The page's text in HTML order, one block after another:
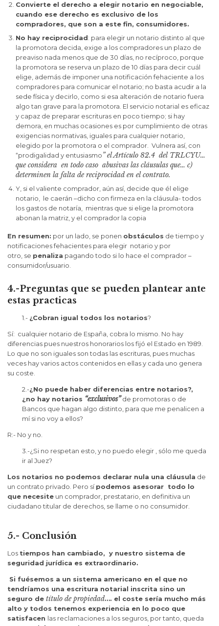
Convierte el derecho a elegir notario en negociable,
cuando ese derecho es exclusivo de los
compradores, que son a este fin, consumidores.
No hay reciprocidad: para elegir un notario distinto al que
la promotora decida, exige a los compradores un plazo de
preaviso nada menos que de 30 días, no recíproco, porque
la promotora se reserva un plazo de 10 días para decir cuál
elige, además de imponer una notificación fehaciente a los
compradores para comunicar el notario; no basta acudir a la
sede física y decirlo, como si esa alteración de notario fuera
algo tan grave para la promotora. El servicio notarial es eficaz
y capaz de preparar escrituras en poco tiempo; si hay
demora, en muchas ocasiones es por cumplimiento de otras
exigencias normativas, iguales para cualquier notario,
elegido por la promotora o el comprador. Vulnera así, con
“prodigalidad y entusiasmo” el Artículo 82.4 del TRLCYU…
que considera en todo caso abusivas las cláusulas que… c)
determinen la falta de reciprocidad en el contrato.
Y, si el valiente comprador, aún así, decide que él elige
notario, le caerán –dicho con firmeza en la cláusula- todos
los gastos de notaría, mientras que si elige la promotora
abonan la matriz, y el comprador la copia
En resumen: por un lado, se ponen obstáculos de tiempo y
notificaciones fehacientes para elegir notario y por
otro, se penaliza pagando todo si lo hace el comprador –
consumidor/usuario.
4.-Preguntas que se pueden plantear ante
estas practicas
1.- ¿Cobran igual todos los notarios?
Sí: cualquier notario de España, cobra lo mismo. No hay
diferencias pues nuestros honorarios los fijó el Estado en 1989.
Lo que no son iguales son todas las escrituras, pues muchas
veces hay varios actos contenidos en ellas y cada uno genera
su coste.
2.-¿No puede haber diferencias entre notarios?,
¿no hay notarios “exclusivos”de promotoras o de
Bancos que hagan algo distinto, para que me penalicen a
mí si no voy a ellos?
R:- No y no.
3.-¿Si no respetan esto, y no puedo elegir , sólo me queda
ir al Juez?
Los notarios no podemos declarar nula una cláusula de
un contrato privado. Pero sípodemos asesorar todo lo
que necesite un comprador, prestatario, en definitiva un
ciudadano titular de derechos, se llame o no consumidor.
5.- Conclusión
Los tiempos han cambiado, y nuestro sistema de
seguridad jurídica es extraordinario.
Si fuésemos a un sistema americano en el que no
tendríamos una escritura notarial inscrita sino un
seguro de título de propiedad…. el coste sería mucho más
alto y todos tenemos experiencia en lo poco que
satisfacen las reclamaciones a los seguros, por tanto, queda